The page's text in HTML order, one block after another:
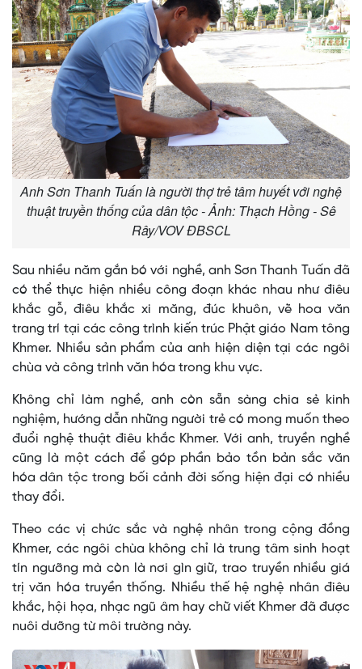
Anh Sơn Thanh Tuấn là người thợ trẻ tâm huyết với nghệ
thuật truyền thống của dân tộc - Ảnh: Thạch Hồng - Sê
Rây/VOV ĐBSCL
Sau nhiều năm gắn bó với nghề, anh Sơn Thanh Tuấn đã
có thể thực hiện nhiều công đoạn khác nhau như điêu
khắc gỗ, điêu khắc xi măng, đúc khuôn, vẽ hoa văn
trang trí tại các công trình kiến trúc Phật giáo Nam tông
Khmer. Nhiều sản phẩm của anh hiện diện tại các ngôi
chùa và công trình văn hóa trong khu vực.
Không chỉ làm nghề, anh còn sẵn sàng chia sẻ kinh
nghiệm, hướng dẫn những người trẻ có mong muốn theo
đuổi nghệ thuật điêu khắc Khmer. Với anh, truyền nghề
cũng là một cách để góp phần bảo tồn bản sắc văn
hóa dân tộc trong bối cảnh đời sống hiện đại có nhiều
thay đổi.
Theo các vị chức sắc và nghệ nhân trong cộng đồng
Khmer, các ngôi chùa không chỉ là trung tâm sinh hoạt
tín ngưỡng mà còn là nơi gìn giữ, trao truyền nhiều giá
trị văn hóa truyền thống. Nhiều thế hệ nghệ nhân điêu
khắc, hội họa, nhạc ngũ âm hay chữ viết Khmer đã được
nuôi dưỡng từ môi trường này.